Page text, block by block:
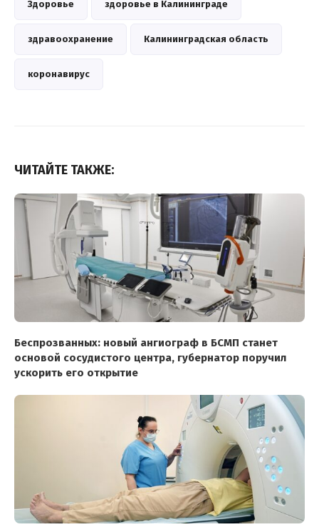
Здоровье здоровье в Калининграде
здравоохранение Калининградская область
коронавирус
ЧИТАЙТЕ ТАКЖЕ:
Беспрозванных: новый ангиограф в БСМП станет
основой сосудистого центра, губернатор поручил
ускорить его открытие